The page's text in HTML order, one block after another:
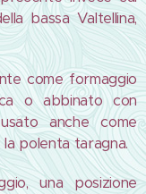
bassa Valtellina,
come formaggio
o abbinato con
anche come
polenta taragna.
una posizione